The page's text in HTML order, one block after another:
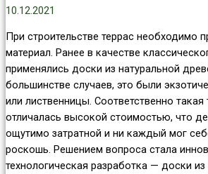
10.12.2021
При строительстве террас необходимо
материал. Ранее в качестве
применялись доски из натуральной
большинстве случаев, это были
или лиственницы. Соответственно такая
отличалась высокой стоимостью, что
ощутимо затратной и ни каждый мог
роскошь. Решением вопроса стала
технологическая разработка — доски